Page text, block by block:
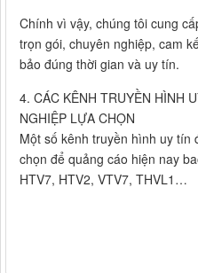
Chính vì vậy, chúng tôi cung
trọn gói, chuyên nghiệp, cam
bảo đúng thời gian và uy tín.
4. CÁC KÊNH TRUYỀN HÌNH
NGHIỆP LỰA CHỌN
Một số kênh truyền hình uy
chọn để quảng cáo hiện nay
HTV7, HTV2, VTV7, THVL1…